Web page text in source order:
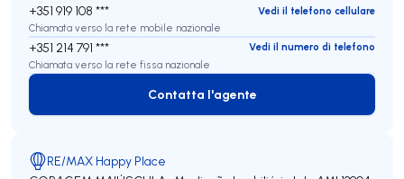
+351 919 108 ***
Vedi il telefono cellulare
Chiamata verso la rete mobile nazionale
+351 214 791 ***
Vedi il numero di telefono
Chiamata verso la rete fissa nazionale
Contatta l'agente
Contatta l'agente
RE/MAX Happy Place